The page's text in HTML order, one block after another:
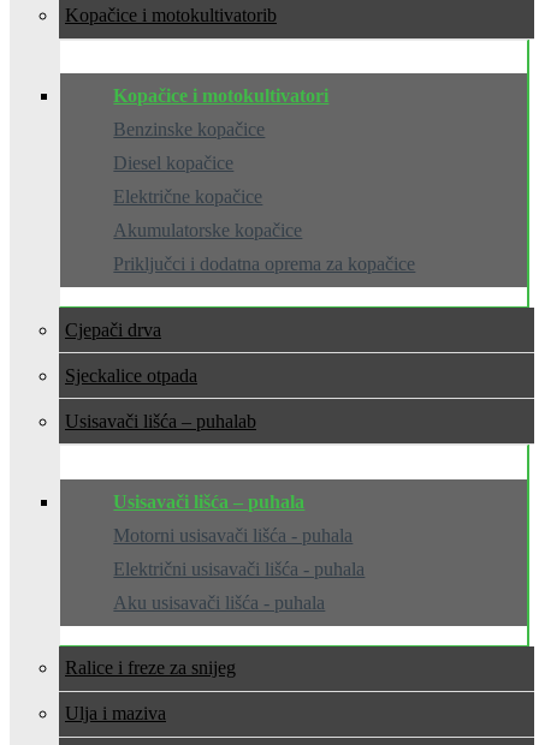
Kopačice i motokultivatori
Kopačice i motokultivatori
Benzinske kopačice
Diesel kopačice
Električne kopačice
Akumulatorske kopačice
Priključci i dodatna oprema za kopačice
Cjepači drva
Sjeckalice otpada
Usisavači lišća – puhala
Usisavači lišća – puhala
Motorni usisavači lišća - puhala
Električni usisavači lišća - puhala
Aku usisavači lišća - puhala
Ralice i freze za snijeg
Ulja i maziva